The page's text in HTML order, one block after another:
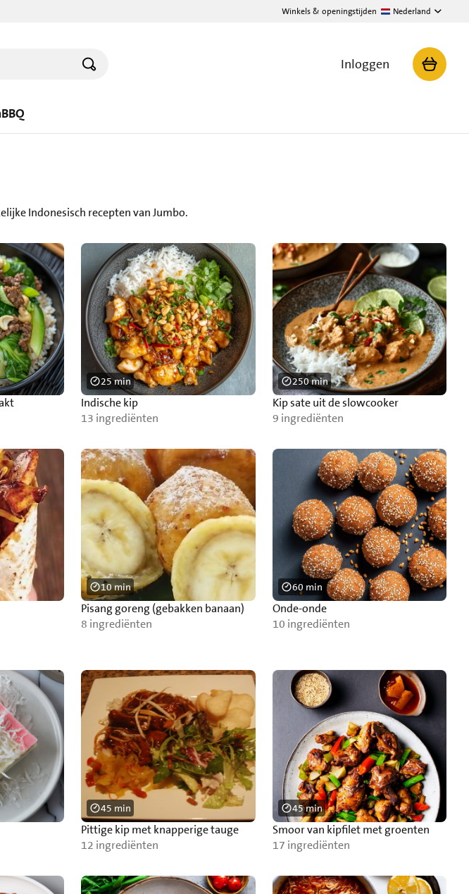
Winkels & openingstijden Nederland
Inloggen
BBQ
Indonesisch recepten van Jumbo.
Indische kip
13 ingrediënten
25 min
Kip sate uit de slowcooker
9 ingrediënten
250 min
Pisang goreng (gebakken banaan)
8 ingrediënten
10 min
Onde-onde
10 ingrediënten
60 min
Pittige kip met knapperige tauge
12 ingrediënten
45 min
Smoor van kipfilet met groenten
17 ingrediënten
45 min